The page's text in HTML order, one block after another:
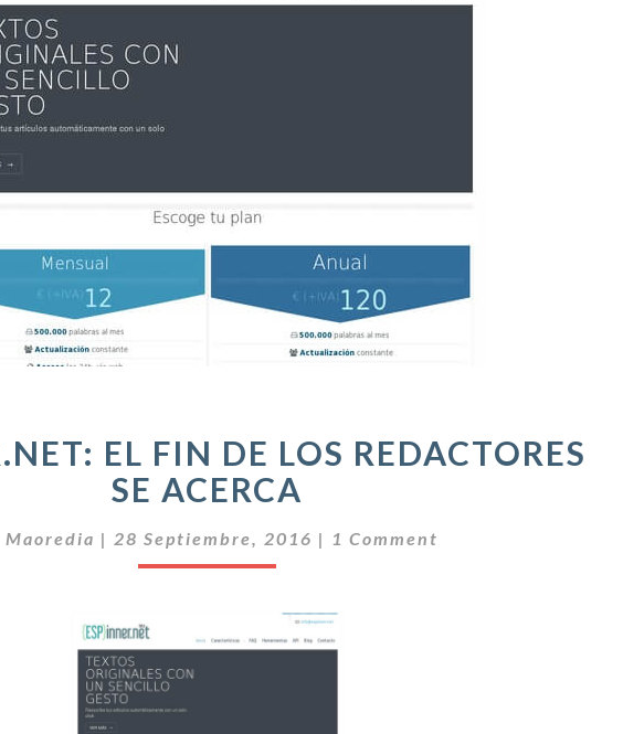
P
I
N
N
.
EL FIN DE LOS REDACTORES
SE ACERCA
Maoredia | 28 Septiembre, 2016 | C
O
N
T
A
1 Comment